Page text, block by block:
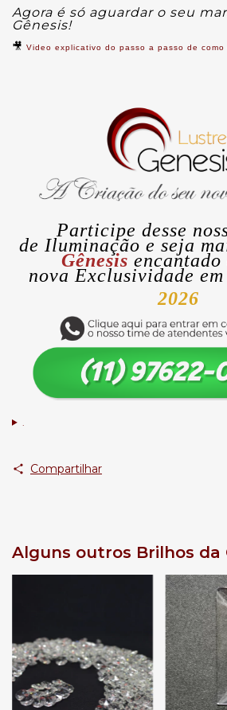
Agora é só aguardar o seu
Gênesis!
🎥 Video explicativo do passo a passo de como
Participe desse
de Iluminação e seja
Gênesis encantado
novaExclusividade
2026
Compartilhar
Alguns outros Brilhos da